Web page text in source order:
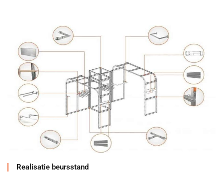
Realisatie beursstand